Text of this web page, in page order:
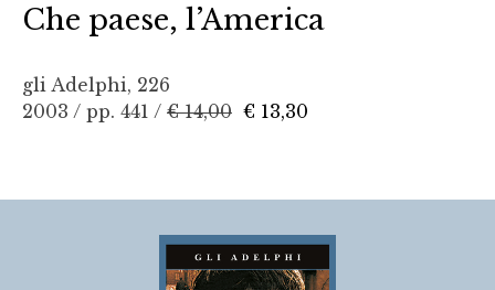
Che paese, l’America
gli Adelphi, 226
2003 / pp. 441 / € 14,00 € 13,30